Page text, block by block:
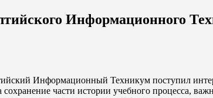
Информационного
Информационный Техникум поступил
части истории учебного процесса,